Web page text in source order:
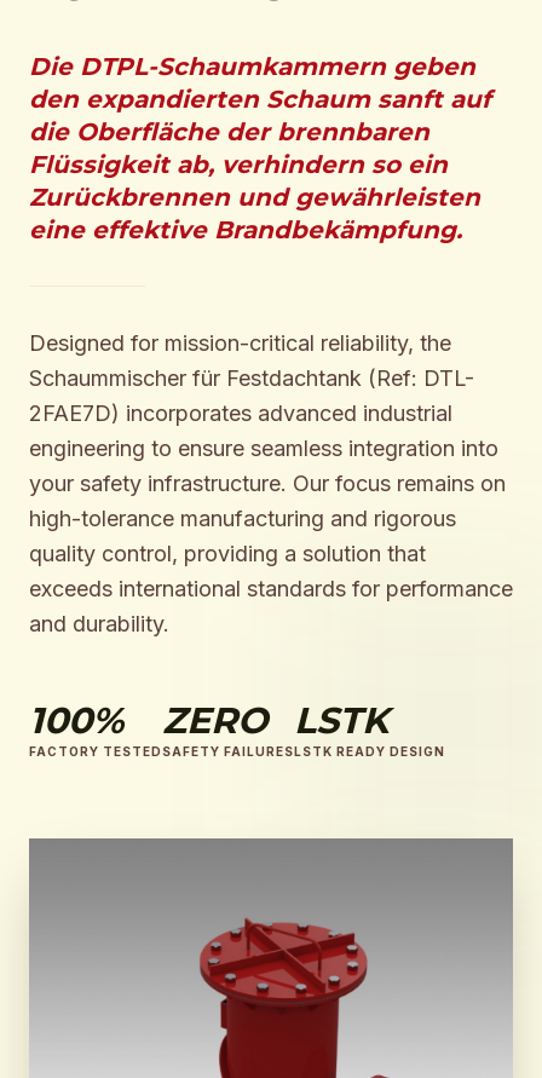
Die DTPL-Schaumkammern geben
den expandierten Schaum sanft auf
die Oberfläche der brennbaren
Flüssigkeit ab, verhindern so ein
Zurückbrennen und gewährleisten
eine effektive Brandbekämpfung.
Designed for mission-critical reliability, the
Schaummischer für Festdachtank (Ref: DTL-
2FAE7D) incorporates advanced industrial
engineering to ensure seamless integration into
your safety infrastructure. Our focus remains on
high-tolerance manufacturing and rigorous
quality control, providing a solution that
exceeds international standards for performance
and durability.
100%
FACTORY TESTED
ZERO
SAFETY FAILURES
LSTK
LSTK READY DESIGN